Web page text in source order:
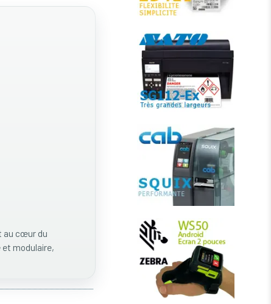
au cœur du
modulaire,